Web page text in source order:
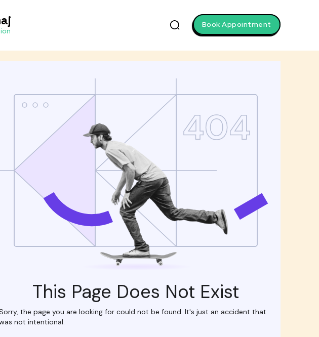
Book Appointment